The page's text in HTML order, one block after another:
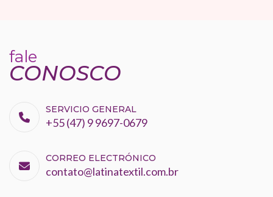
fale
CONOSCO
SERVICIO GENERAL
+55 (47) 9 9697-0679
CORREO ELECTRÓNICO
contato@latinatextil.com.br